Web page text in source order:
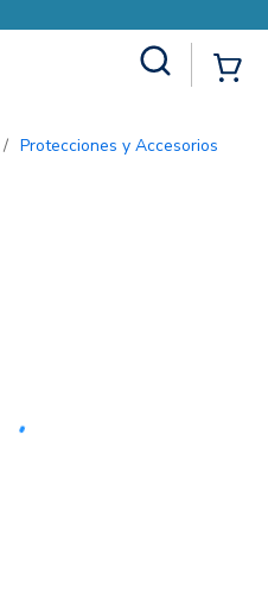
/ Protecciones y Accesorios